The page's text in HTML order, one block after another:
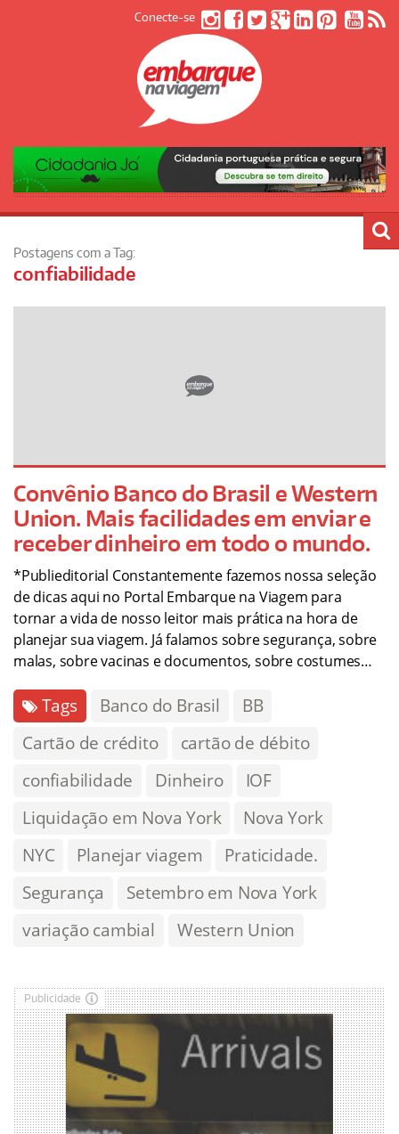
Conecte-se
Postagens com a Tag:
confiabilidade
Convênio Banco do Brasil e Western
Union. Mais facilidades em enviar e
receber dinheiro em todo o mundo.
*Publieditorial Constantemente fazemos nossa seleção
de dicas aqui no Portal Embarque na Viagem para
tornar a vida de nosso leitor mais prática na hora de
planejar sua viagem. Já falamos sobre segurança, sobre
malas, sobre vacinas e documentos, sobre costumes…
Tags Banco do Brasil
BB
Cartão de crédito
cartão de débito
confiabilidade
Dinheiro
IOF
Liquidação em Nova York
Nova York
NYC
Planejar viagem
Praticidade.
Segurança
Setembro em Nova York
variação cambial
Western Union
Publicidade